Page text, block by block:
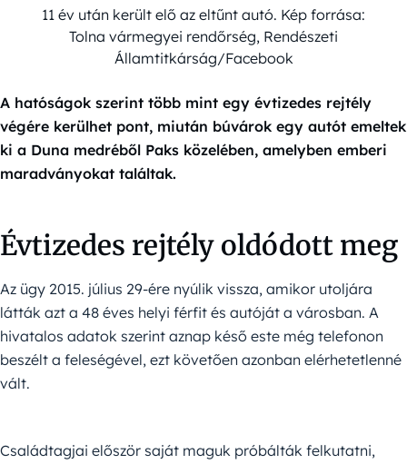
11 év után került elő az eltűnt autó. Kép forrása:
Tolna vármegyei rendőrség, Rendészeti
Államtitkárság/Facebook
A hatóságok szerint több mint egy évtizedes rejtély
végére kerülhet pont, miután búvárok egy autót emeltek
ki a Duna medréből Paks közelében, amelyben emberi
maradványokat találtak.
Évtizedes rejtély oldódott meg
Az ügy 2015. július 29-ére nyúlik vissza, amikor utoljára
látták azt a 48 éves helyi férfit és autóját a városban. A
hivatalos adatok szerint aznap késő este még telefonon
beszélt a feleségével, ezt követően azonban elérhetetlenné
vált.
Családtagjai először saját maguk próbálták felkutatni,